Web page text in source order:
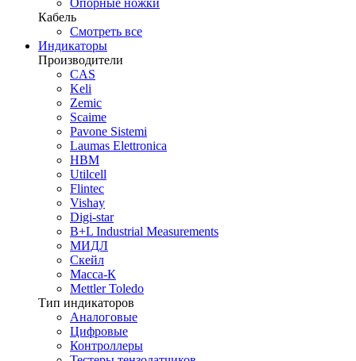
Опорные ножки
Кабель
Смотреть все
Индикаторы
Производители
CAS
Keli
Zemic
Scaime
Pavone Sistemi
Laumas Elettronica
HBM
Utilcell
Flintec
Vishay
Digi-star
B+L Industrial Measurements
МИДЛ
Скейл
Масса-К
Mettler Toledo
Тип индикаторов
Аналоговые
Цифровые
Контроллеры